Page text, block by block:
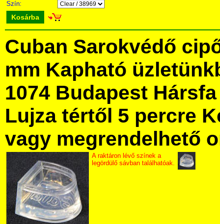
Szín:
Kosárba
Cuban Sarokvédő
mm Kapható
1074 Budapest
Lujza tértől 5 percre
vagy megrendelhető
A raktáron lévő színek a
legördülő sávban találhatóak.